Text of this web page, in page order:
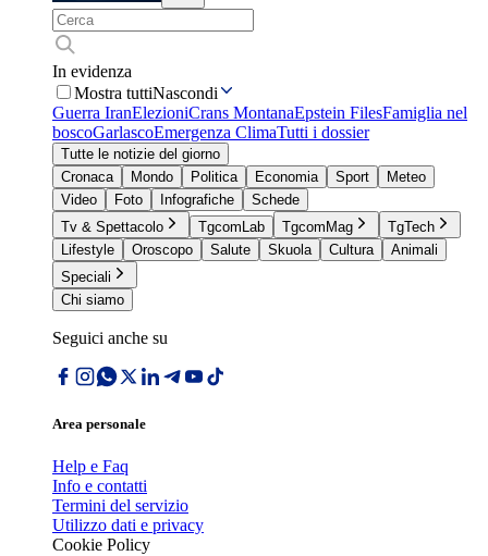
In evidenza
Mostra tuttiNascondi
Guerra IranElezioniCrans MontanaEpstein FilesFamiglia nel
boscoGarlascoEmergenza ClimaTutti i dossier
Tutte le notizie del giorno
Cronaca
Mondo Politica Economia Sport
Meteo
Video
Foto Infografiche
Schede
Tv & Spettacolo
TgcomLab TgcomMag
TgTech
Lifestyle
Oroscopo Salute Skuola Cultura
Animali
Speciali
Chi siamo
Seguici anche su
Area personale
Help e Faq
Info e contatti
Termini del servizio
Utilizzo dati e privacy
Cookie Policy